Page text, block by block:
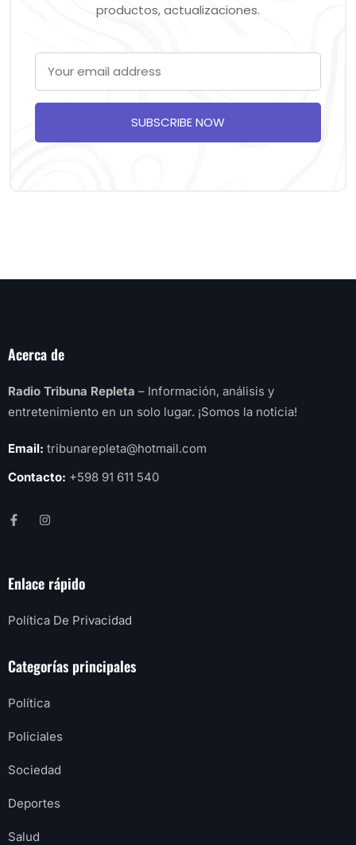
productos, actualizaciones.
SUBSCRIBE NOW
Acerca de
Radio Tribuna Repleta – Información, análisis y
entretenimiento en un solo lugar. ¡Somos la noticia!
Email: tribunarepleta@hotmail.com
Contacto: +598 91 611 540
Enlace rápido
Política De Privacidad
Categorías principales
Política
Policiales
Sociedad
Deportes
Salud